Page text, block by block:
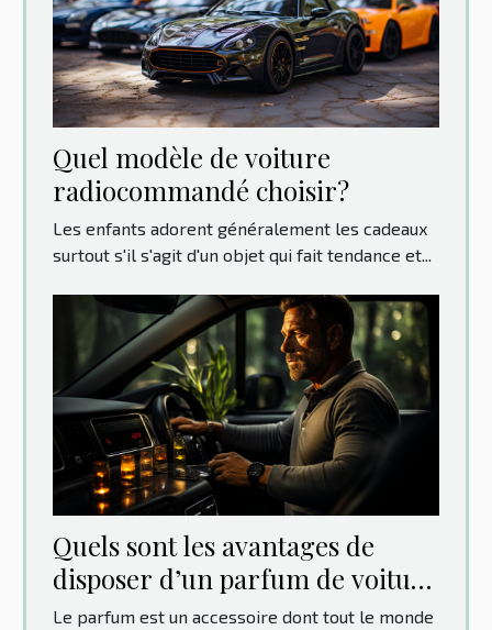
Quel modèle de voiture
radiocommandé choisir?
Les enfants adorent généralement les cadeaux
surtout s'il s'agit d'un objet qui fait tendance et...
Quels sont les avantages de
disposer d’un parfum de voiture
original ?
Le parfum est un accessoire dont tout le monde